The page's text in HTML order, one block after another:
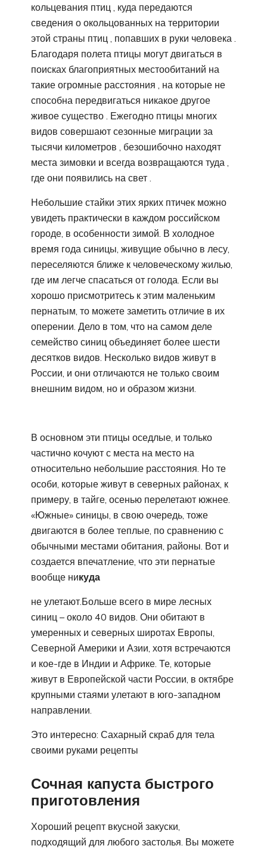
кольцевания птиц , куда передаются
сведения о окольцованных на территории
этой страны птиц , попавших в руки человека .
Благодаря полета птицы могут двигаться в
поисках благоприятных местообитаний на
такие огромные расстояния , на которые не
способна передвигаться никакое другое
живое существо . Ежегодно птицы многих
видов совершают сезонные миграции за
тысячи километров , безошибочно находят
места зимовки и всегда возвращаются туда ,
где они появились на свет .
Небольшие стайки этих ярких птичек можно
увидеть практически в каждом российском
городе, в особенности зимой. В холодное
время года синицы, живущие обычно в лесу,
переселяются ближе к человеческому жилью,
где им легче спасаться от голода. Если вы
хорошо присмотритесь к этим маленьким
пернатым, то можете заметить отличие в их
оперении. Дело в том, что на самом деле
семейство синиц объединяет более шести
десятков видов. Несколько видов живут в
России, и они отличаются не только своим
внешним видом, но и образом жизни.
В основном эти птицы оседлые, и только
частично кочуют с места на место на
относительно небольшие расстояния. Но те
особи, которые живут в северных районах, к
примеру, в тайге, осенью перелетают южнее.
«Южные» синицы, в свою очередь, тоже
двигаются в более теплые, по сравнению с
обычными местами обитания, районы. Вот и
создается впечатление, что эти пернатые
вообще никуда
не улетают.Больше всего в мире лесных
синиц – около 40 видов. Они обитают в
умеренных и северных широтах Европы,
Северной Америки и Азии, хотя встречаются
и кое-где в Индии и Африке. Те, которые
живут в Европейской части России, в октябре
крупными стаями улетают в юго-западном
направлении.
Это интересно: Сахарный скраб для тела
своими руками рецепты
Сочная капуста быстрого
приготовления
Хороший рецепт вкусной закуски,
подходящий для любого застолья. Вы можете